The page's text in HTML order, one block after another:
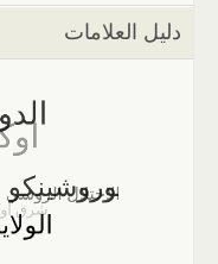
دليل العلامات